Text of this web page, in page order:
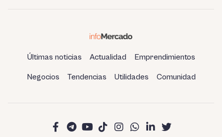
Últimas noticias Actualidad Emprendimientos
Negocios Tendencias Utilidades Comunidad